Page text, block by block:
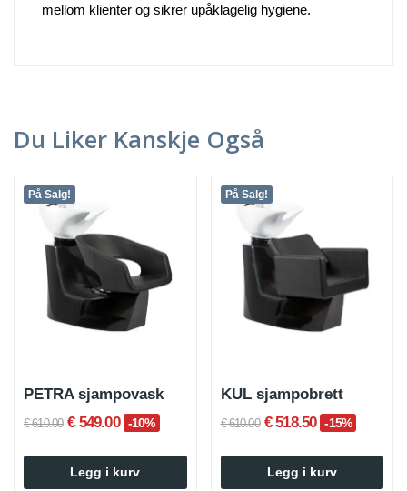
mellom klienter og sikrer upåklagelig hygiene.
Du Liker Kanskje Også
På Salg!
PETRA sjampovask
€ 610.00 € 549.00 -10%
Legg i kurv
På Salg!
KUL sjampobrett
€ 610.00 € 518.50 -15%
Legg i kurv